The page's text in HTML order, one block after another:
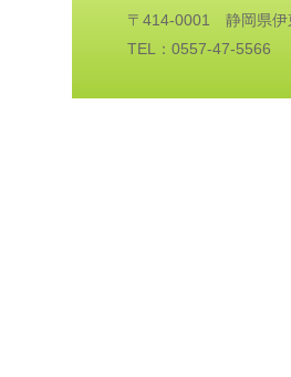
〒414-0001 静岡県伊
TEL：0557-47-5566